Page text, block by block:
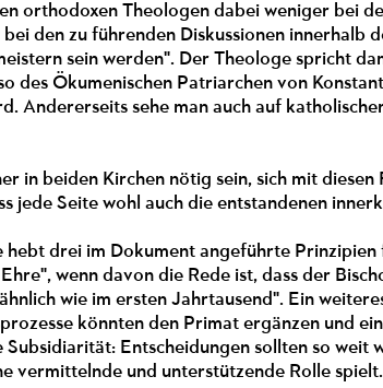
orthodoxen Theologen dabei weniger bei
den zu führenden Diskussionen innerhalb
sein werden". Der Theologe spricht
des Ökumenischen Patriarchen von
Andererseits sehe man auch auf
in beiden Kirchen nötig sein, sich mit
jede Seite wohl auch die entstandenen
drei im Dokument angeführte
wenn davon die Rede ist, dass der
wie im ersten Jahrtausend". Ein
könnten den Primat ergänzen und
Subsidiarität: Entscheidungen sollten so
vermittelnde und unterstützende Rolle spielt.